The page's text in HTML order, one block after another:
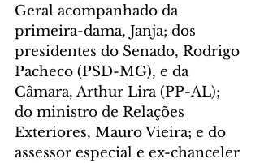
Geral acompanhado da
primeira-dama, Janja; dos
presidentes do Senado, Rodrigo
Pacheco (PSD-MG), e da
Câmara, Arthur Lira (PP-AL);
do ministro de Relações
Exteriores, Mauro Vieira; e do
assessor especial e ex-chanceler